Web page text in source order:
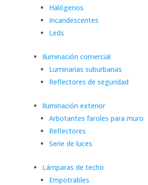
Halógenos
Incandescentes
Leds
Iluminación comercial
Luminarias suburbanas
Reflectores de seguridad
Iluminación exterior
Arbotantes faroles para muro
Reflectores
Serie de luces
Lámparas de techo
Empotrables